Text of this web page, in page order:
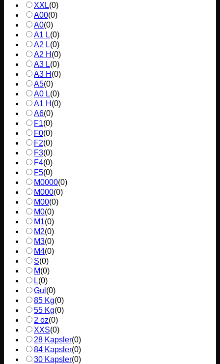
XXL(0)
A00(0)
A0(0)
A1 L(0)
A2 L(0)
A2 H (0)
A3 L(0)
A3 H (0)
A5(0)
A0 L(0)
A1 H (0)
A6(0)
F1(0)
F0(0)
F2(0)
F3(0)
F4(0)
F5(0)
M0000(0)
M000(0)
M00(0)
M0(0)
M1(0)
M2(0)
M3(0)
M4(0)
S(0)
M(0)
L(0)
Gul (0)
85 Kg(0)
55 Kg(0)
2 oz(0)
XXS(0)
28 Kapsler(0)
84 Kapsler(0)
30 Kapsler(0)